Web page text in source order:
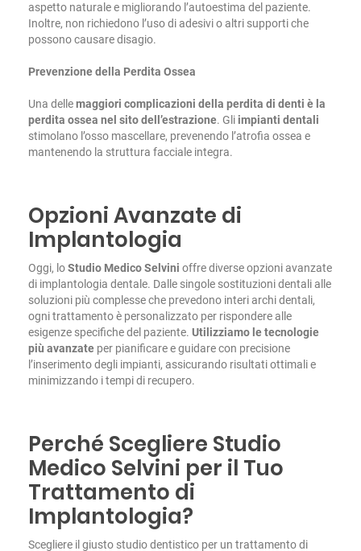
aspetto naturale e migliorando l’autoestima del paziente.
Inoltre, non richiedono l’uso di adesivi o altri supporti che
possono causare disagio.
Prevenzione della Perdita Ossea
Una dellemaggiori complicazioni della perdita di denti è la
perdita ossea nel sito dell’estrazione. Gli impianti dentali
stimolano l’osso mascellare, prevenendo l’atrofia ossea e
mantenendo la struttura facciale integra.
Opzioni Avanzate di
Implantologia
Oggi, loStudio Medico Selvini offre diverse opzioni avanzate
di implantologia dentale. Dalle singole sostituzioni dentali alle
soluzioni più complesse che prevedono interi archi dentali,
ogni trattamento è personalizzato per rispondere alle
esigenze specifiche del paziente. Utilizziamo le tecnologie
più avanzate per pianificare e guidare con precisione
l’inserimento degli impianti, assicurando risultati ottimali e
minimizzando i tempi di recupero.
Perché Scegliere Studio
Medico Selvini per il Tuo
Trattamento di
Implantologia?
Scegliere il giusto studio dentistico per un trattamento di